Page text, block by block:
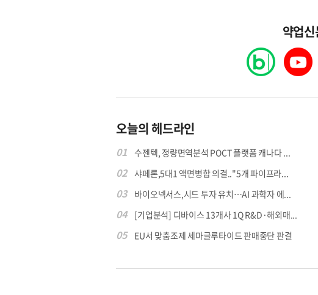
약업
오늘의 헤드라인
01 수젠텍, 정량면역분석 POCT 플랫폼 캐나다 ...
02 샤페론,5대1 액면병합 의결.."5개 파이프라...
03 바이오넥서스,시드 투자 유치…AI 과학자 에...
04 [기업분석] 디바이스 13개사 1Q R&D·해외매...
05 EU서 맞춤조제 세마글루타이드 판매중단 판결